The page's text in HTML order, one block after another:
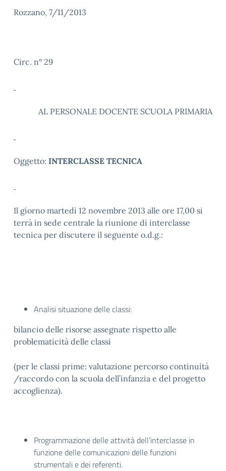
Rozzano, 7/11/2013
Circ. n° 29
AL PERSONALE DOCENTE SCUOLA PRIMARIA
Oggetto: INTERCLASSE TECNICA
Il giorno martedì 12 novembre 2013 alle ore 17,00 si
terrà in sede centrale la riunione di interclasse
tecnica per discutere il seguente o.d.g.:
Analisi situazione delle classi:
bilancio delle risorse assegnate rispetto alle
problematicità delle classi
(per le classi prime: valutazione percorso continuità
/raccordo con la scuola dell’infanzia e del progetto
accoglienza).
Programmazione delle attività dell’interclasse in
funzione delle comunicazioni delle funzioni
strumentali e dei referenti.